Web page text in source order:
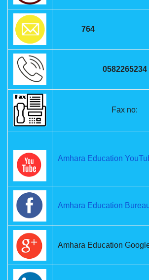
764
0582265234
Fax no:
Amhara Education
Amhara Education
Amhara Education